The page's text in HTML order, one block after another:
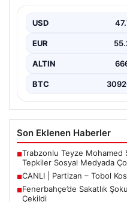
USD
EUR
ALTIN
BTC
Son Eklenen Haberler
■Trabzonlu Teyze Mohamed
Tepkiler Sosyal Medyada
■CANLI | Partizan – Tobol
■Fenerbahçe’de Sakatlık
Çekildi